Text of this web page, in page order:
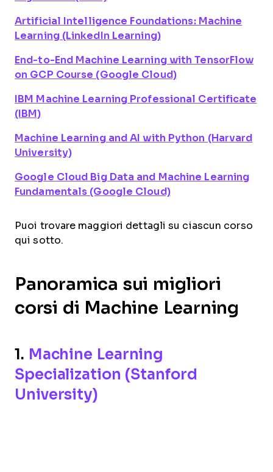
Artificial Intelligence Foundations: Machine
Learning (LinkedIn Learning)
End-to-End Machine Learning with TensorFlow
on GCP Course (Google Cloud)
IBM Machine Learning Professional Certificate
(IBM)
Machine Learning and AI with Python (Harvard
University)
Google Cloud Big Data and Machine Learning
Fundamentals (Google Cloud)
Puoi trovare maggiori dettagli su ciascun corso
qui sotto.
Panoramica sui migliori
corsi di Machine Learning
1. Machine Learning
Specialization (Stanford
University)